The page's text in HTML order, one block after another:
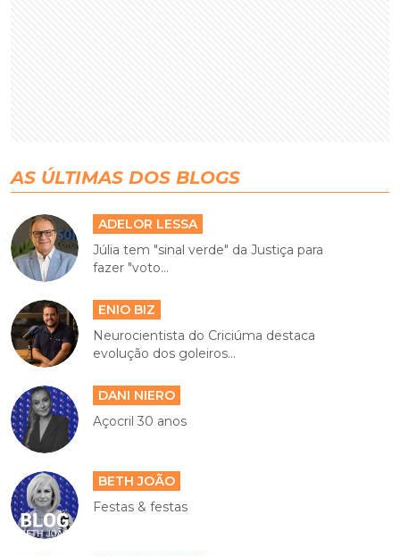
AS ÚLTIMAS DOS BLOGS
ADELOR LESSA
Júlia tem "sinal verde" da Justiça para
fazer "voto...
ENIO BIZ
Neurocientista do Criciúma destaca
evolução dos goleiros...
DANI NIERO
Açocril 30 anos
BETH JOÃO
Festas & festas